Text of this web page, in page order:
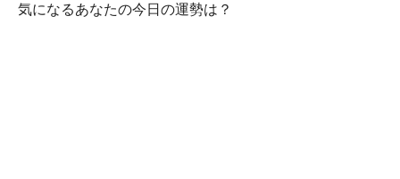
気になるあなたの今日の運勢は？